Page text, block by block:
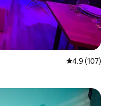
從 107 則評
4.9 (107)